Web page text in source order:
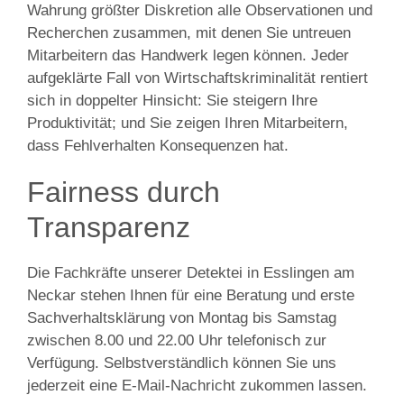
Wahrung größter Diskretion alle Observationen und
Recherchen zusammen, mit denen Sie untreuen
Mitarbeitern das Handwerk legen können. Jeder
aufgeklärte Fall von Wirtschaftskriminalität rentiert
sich in doppelter Hinsicht: Sie steigern Ihre
Produktivität; und Sie zeigen Ihren Mitarbeitern,
dass Fehlverhalten Konsequenzen hat.
Fairness durch
Transparenz
Die Fachkräfte unserer Detektei in Esslingen am
Neckar stehen Ihnen für eine Beratung und erste
Sachverhaltsklärung von Montag bis Samstag
zwischen 8.00 und 22.00 Uhr telefonisch zur
Verfügung. Selbstverständlich können Sie uns
jederzeit eine E-Mail-Nachricht zukommen lassen.